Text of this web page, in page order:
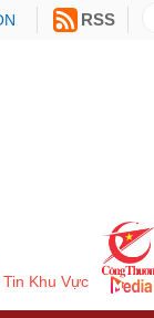
RSS
Tin Khu Vực